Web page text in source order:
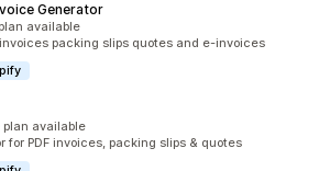
Generator
161
available
packing slips quotes and e-invoices
293
plan available
for PDF invoices, packing slips & quotes